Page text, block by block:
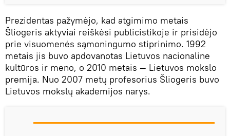
Prezidentas pažymėjo, kad atgimimo metais
Šliogeris aktyviai reiškėsi publicistikoje ir prisidėjo
prie visuomenės sąmoningumo stiprinimo. 1992
metais jis buvo apdovanotas Lietuvos nacionaline
kultūros ir meno, o 2010 metais — Lietuvos mokslo
premija. Nuo 2007 metų profesorius Šliogeris buvo
Lietuvos mokslų akademijos narys.